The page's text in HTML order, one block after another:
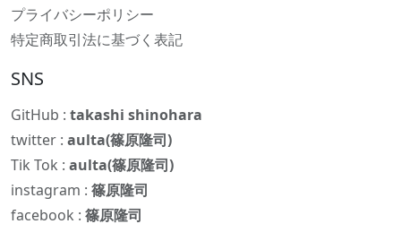
プライバシーポリシー
特定商取引法に基づく表記
SNS
GitHub : takashi shinohara
twitter : aulta(篠原隆司)
Tik Tok : aulta(篠原隆司)
instagram : 篠原隆司
facebook : 篠原隆司